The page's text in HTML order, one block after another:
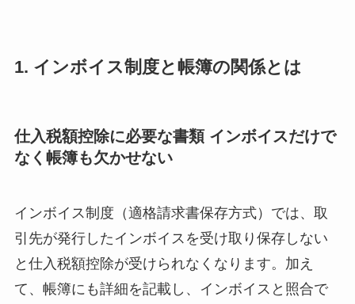
1. インボイス制度と帳簿の関係とは
仕入税額控除に必要な書類 インボイスだけで
なく帳簿も欠かせない
インボイス制度（適格請求書保存方式）では、取
引先が発行したインボイスを受け取り保存しない
と仕入税額控除が受けられなくなります。加え
て、帳簿にも詳細を記載し、インボイスと照合で